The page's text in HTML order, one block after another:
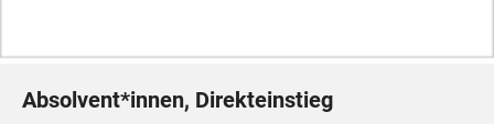
Absolvent*innen, Direkteinstieg